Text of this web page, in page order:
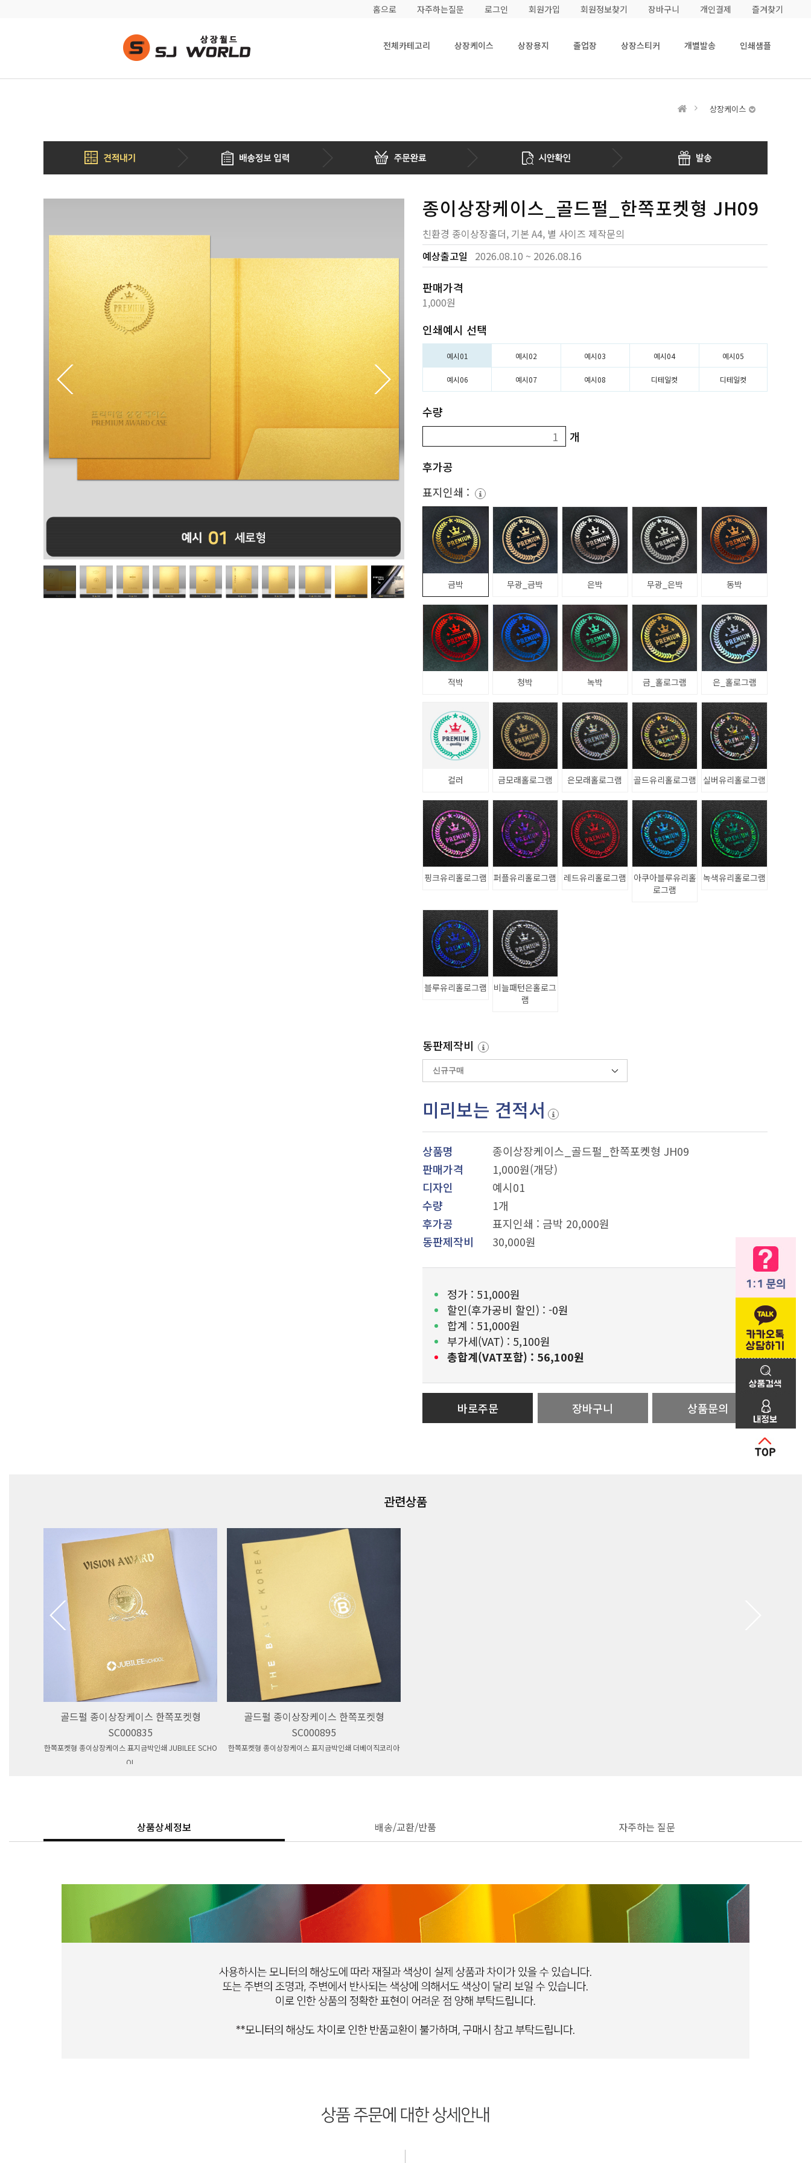
홈으로 자주하는질문 로그인 회원가입 회원정보찾기 장바구니 개인결제 즐겨찾기
전체카테고리 상장케이스 상장용지 졸업장 상장스티커 개별발송 인쇄샘플
상장케이스
종이상장케이스_골드펄_한쪽포켓형 JH09
친환경 종이상장홀더, 기본 A4, 별 사이즈 제작문의
예상출고일
2026.08.10 ~ 2026.08.16
판매가격
1,000원
인쇄예시 선택
예시01 예시02 예시03 예시04 예시05
예시06 예시07 예시08 디테일컷 디테일컷
수량
개
후가공
표지인쇄 :
금박 무광_금박 은박 무광_은박 동박
적박 청박 녹박 금_홀로그램 은_홀로그램
컬러 금모래홀로그램 은모래홀로그램 골드유리홀로그램 실버유리홀로그램
핑크유리홀로그램 퍼플유리홀로그램 레드유리홀로그램
아쿠아블루유리홀
로그램
녹색유리홀로그램
블루유리홀로그램
비늘패턴은홀로그
램
동판제작비
미리보는 견적서
상품명
종이상장케이스_골드펄_한쪽포켓형 JH09
판매가격
1,000원(개당)
디자인
예시01
수량
1개
후가공
표지인쇄 : 금박 20,000원
동판제작비
30,000원
정가 : 51,000원
할인(후가공비 할인) : -0원
합계 : 51,000원
부가세(VAT) : 5,100원
총합계(VAT포함) : 56,100원
바로주문 장바구니 상품문의
관련상품
골드펄 종이상장케이스 한쪽포켓형
SC000835
한쪽포켓형 종이상장케이스 표지금박인쇄 JUBILEE SCHO
OL
골드펄 종이상장케이스 한쪽포켓형
SC000895
한쪽포켓형 종이상장케이스 표지금박인쇄 더베이직코리아
상품상세정보 배송/교환/반품 자주하는 질문